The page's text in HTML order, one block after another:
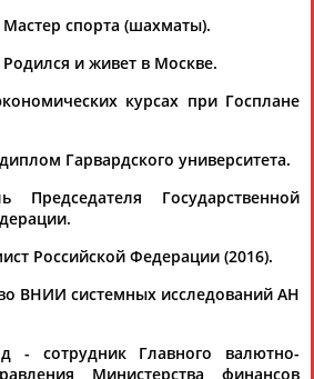
АБАЧАРАЕВ
АБАШИДЗЕ
Акжана
АБДИКАРИМОВА
Артур
АБДРАХМАНОВ
Мастер спорта (шахматы).
Родился и живет в Москве.
курсах при Госплане
Гарвардского университета.
Председателя Государственной
Российской Федерации (2016).
ВНИИ системных исследований АН
- сотрудник Главного валютно-
Министерства финансов